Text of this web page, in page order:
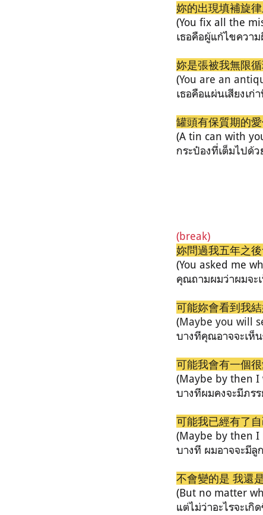
妳的出現填補旋
(You fix all the
เธอคือผู้แก้ไขควา
妳是張被我無限
(You are an
เธอคือแผ่นเสียงเ
罐頭有保質期的
(A tin can with
กระป๋องที่เต็มไปด้
(break)
妳問過我五年之
(You asked me
คุณถามผมว่าผมจะ
可能妳會看到我
(Maybe you will
บางทีคุณอาจจะเห็
可能我會有一個
(Maybe by then
บางทีผมคงจะมีภร
可能我已經有了
(Maybe by then
บางที ผมอาจจะมีลู
不會變的是 我還
(But no matter
แต่ไม่ว่าอะไรจะเกิ